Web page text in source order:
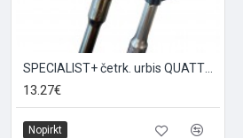
13.27€
Nopirkt